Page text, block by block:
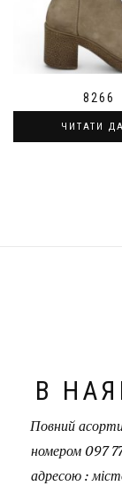
8266
ЧИТАТИ
В
Повний
номером 097
адресою :